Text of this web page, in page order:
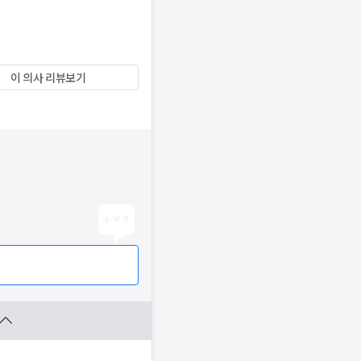
이 의사 리뷰보기